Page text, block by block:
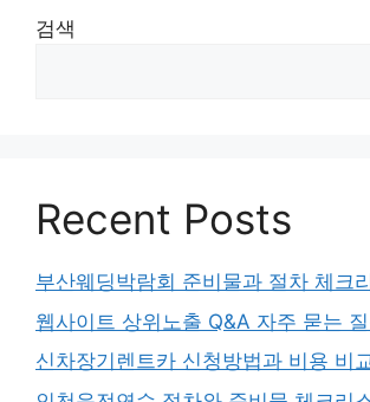
검색
Recent Posts
부산웨딩박람회 준비물과 절차 체크
웹사이트 상위노출 Q&A 자주 묻는
신차장기렌트카 신청방법과 비용 비